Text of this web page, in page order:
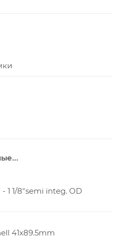
- 1 1/8"semi integ. OD
41x89.5mm